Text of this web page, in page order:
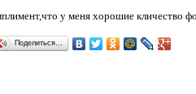
у меня хорошие кличество
Поделиться…